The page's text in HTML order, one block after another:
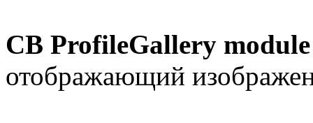
CB ProfileGallery
отображающий